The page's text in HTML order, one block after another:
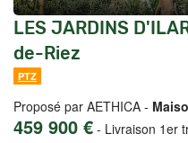
LES JARDINS
de-Riez
PTZ
Proposé par AETHICA -
459 900 € - Livraison 1er